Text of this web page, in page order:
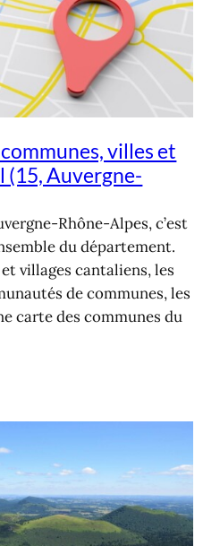
villes et
(15, Auvergne-
Rhône-Alpes, c’est
du département.
villages cantaliens, les
de communes, les
carte des communes du